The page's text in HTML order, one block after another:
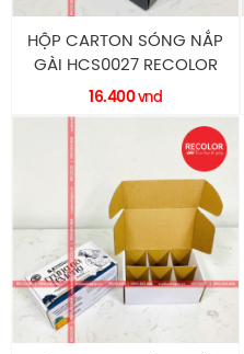
HỘP CARTON SÓNG NẮP
GÀI HCS0027 RECOLOR
16.400vnd